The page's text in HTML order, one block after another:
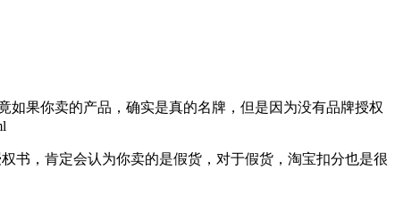
果你卖的产品，确实是真的名牌，但是因为没有品牌授权
，肯定会认为你卖的是假货，对于假货，淘宝扣分也是很